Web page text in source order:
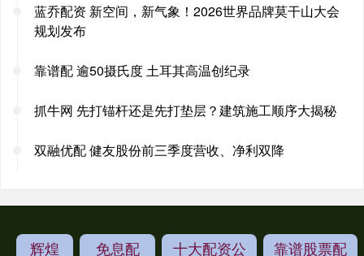
蓝乔配资 新空间，新气象！2026世界品牌莫干山大会
规划发布
靠谱配 逾50摄氏度 土耳其高温创纪录
抓牛网 先打锚杆还是先打垫层？建筑施工顺序大揭秘
双融优配 健友股份前三季度营收、净利双降
辉煌 免息配 十大配资公 靠谱股票配